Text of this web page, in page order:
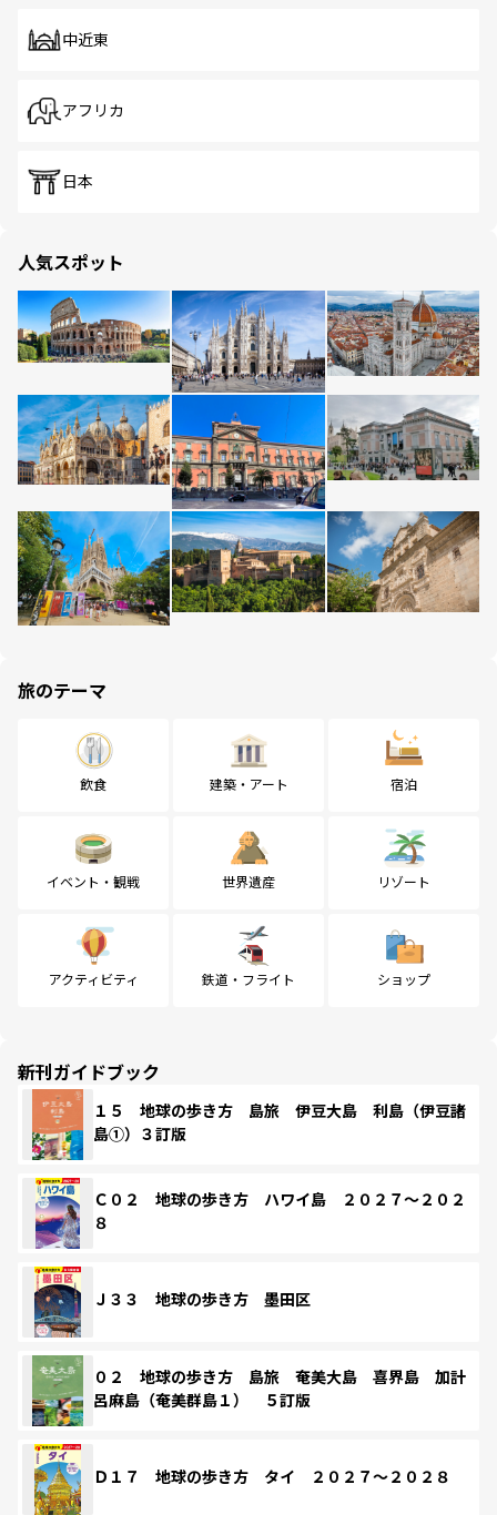
中近東
アフリカ
日本
人気スポット
旅のテーマ
飲食 建築・アート 宿泊
イベント・観戦 世界遺産 リゾート
アクティビティ 鉄道・フライト ショップ
新刊ガイドブック
１５ 地球の歩き方 島旅 伊豆大島 利島（伊豆諸
島①）３訂版
Ｃ０２ 地球の歩き方 ハワイ島 ２０２７～２０２
８
Ｊ３３ 地球の歩き方 墨田区
０２ 地球の歩き方 島旅 奄美大島 喜界島 加計
呂麻島（奄美群島１） ５訂版
Ｄ１７ 地球の歩き方 タイ ２０２７～２０２８